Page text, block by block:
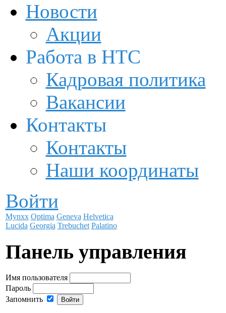
Новости
Акции
Работа в НТС
Кадровая политика
Вакансии
Контакты
Контакты
Наши координаты
Войти
Mynxx Optima Geneva Helvetica
Lucida Georgia Trebuchet Palatino
Панель управления
Имя пользователя
Пароль
Запомнить